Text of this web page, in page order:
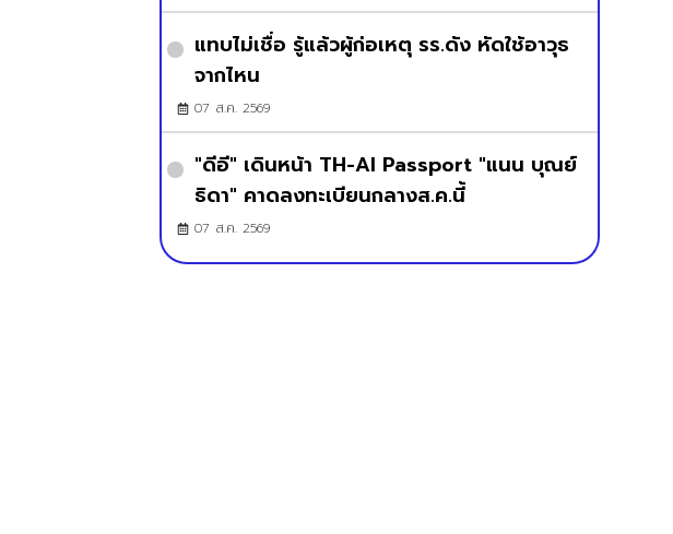
แทบไม่เชื่อ รู้แล้วผู้ก่อเหตุ รร.ดัง หัดใช้อาวุธ
จากไหน
07 ส.ค. 2569
"ดีอี" เดินหน้า TH-AI Passport "แนน บุณย์
ธิดา" คาดลงทะเบียนกลางส.ค.นี้
07 ส.ค. 2569